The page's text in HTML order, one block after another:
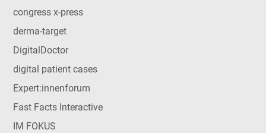
congress x-press
derma-target
DigitalDoctor
digital patient cases
Expert:innenforum
Fast Facts Interactive
IM FOKUS